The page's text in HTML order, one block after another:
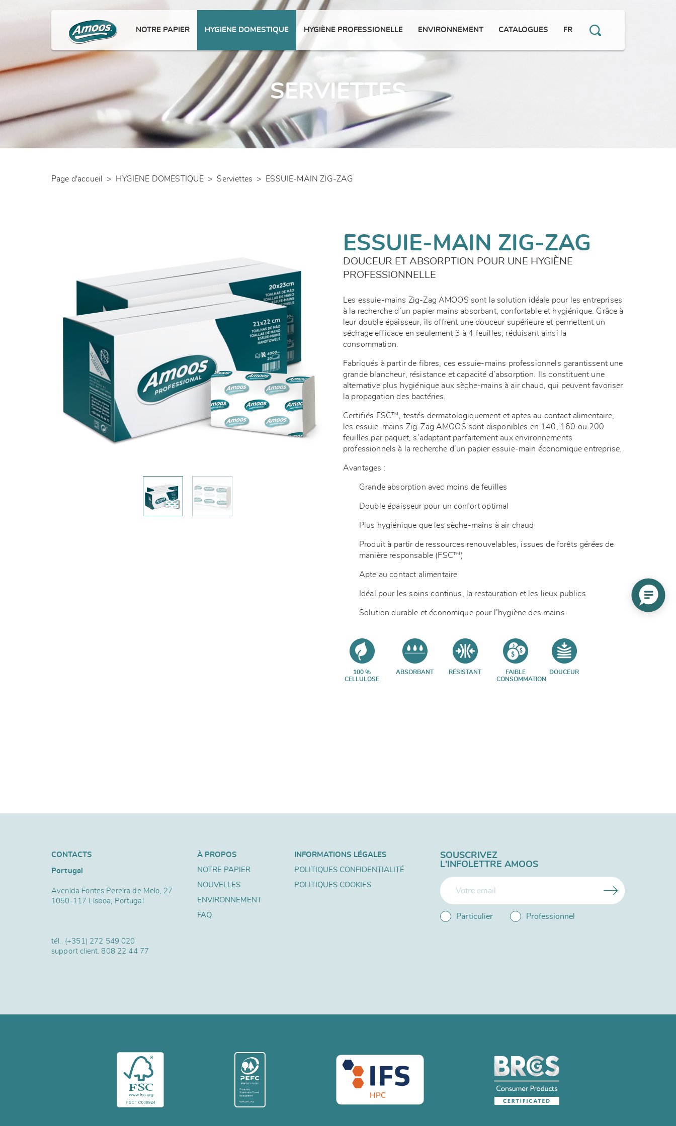
NOTRE PAPIER HYGIENE DOMESTIQUE HYGIÈNE PROFESSIONELLE ENVIRONNEMENT CATALOGUES FR
SERVIETTES
Page d'accueil > HYGIENE DOMESTIQUE > Serviettes > ESSUIE-MAIN ZIG-ZAG
ESSUIE-MAIN ZIG-ZAG
DOUCEUR ET ABSORPTION POUR UNE HYGIÈNE
PROFESSIONNELLE
Les essuie-mains Zig-Zag AMOOS sont la solution idéale pour les entreprises
à la recherche d’un papier mains absorbant, confortable et hygiénique. Grâce à
leur double épaisseur, ils offrent une douceur supérieure et permettent un
séchage efficace en seulement 3 à 4 feuilles, réduisant ainsi la
consommation.
Fabriqués à partir de fibres, ces essuie-mains professionnels garantissent une
grande blancheur, résistance et capacité d’absorption. Ils constituent une
alternative plus hygiénique aux sèche-mains à air chaud, qui peuvent favoriser
la propagation des bactéries.
Certifiés FSC™, testés dermatologiquement et aptes au contact alimentaire,
les essuie-mains Zig-Zag AMOOS sont disponibles en 140, 160 ou 200
feuilles par paquet, s’adaptant parfaitement aux environnements
professionnels à la recherche d’un papier essuie-main économique entreprise.
Avantages :
Grande absorption avec moins de feuilles
Double épaisseur pour un confort optimal
Plus hygiénique que les sèche-mains à air chaud
Produit à partir de ressources renouvelables, issues de forêts gérées de
manière responsable (FSC™)
Apte au contact alimentaire
Idéal pour les soins continus, la restauration et les lieux publics
Solution durable et économique pour l’hygiène des mains
100 %
CELLULOSE
ABSORBANT RÉSISTANT
FAIBLE
CONSOMMATION
DOUCEUR
CONTACTS
Portugal
Avenida Fontes Pereira de Melo, 27
1050-117 Lisboa, Portugal
tél.. (+351) 272 549 020
support client.808 22 44 77
À PROPOS
NOTRE PAPIER
NOUVELLES
ENVIRONNEMENT
FAQ
INFORMATIONS LÉGALES
POLITIQUES CONFIDENTIALITÉ
POLITIQUES COOKIES
SOUSCRIVEZ
L'INFOLETTRE AMOOS
Particulier Professionnel